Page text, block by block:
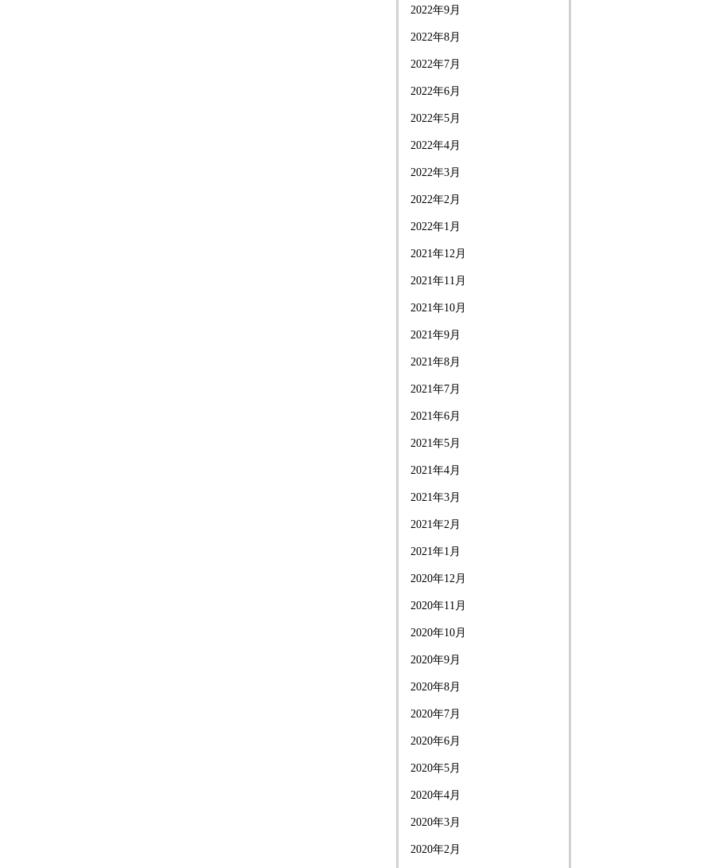
2022年9月
2022年8月
2022年7月
2022年6月
2022年5月
2022年4月
2022年3月
2022年2月
2022年1月
2021年12月
2021年11月
2021年10月
2021年9月
2021年8月
2021年7月
2021年6月
2021年5月
2021年4月
2021年3月
2021年2月
2021年1月
2020年12月
2020年11月
2020年10月
2020年9月
2020年8月
2020年7月
2020年6月
2020年5月
2020年4月
2020年3月
2020年2月